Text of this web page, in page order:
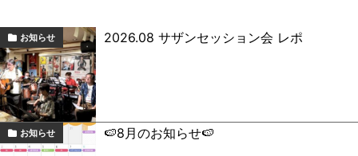
お知らせ 2026.08 サザンセッション会 レポ
お知らせ 🍉8月のお知らせ🍉